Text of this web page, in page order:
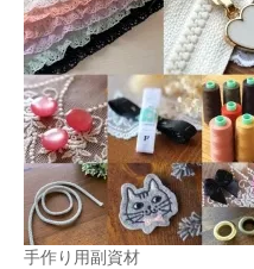
手作り用副資材